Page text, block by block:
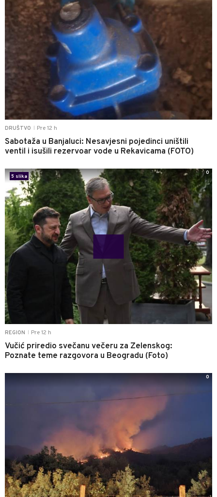
DRUŠTVO Pre 12 h
Sabotaža u Banjaluci: Nesavjesni pojedinci uništili
ventil i isušili rezervoar vode u Rekavicama (FOTO)
REGION Pre 12 h
Vučić priredio svečanu večeru za Zelenskog:
Poznate teme razgovora u Beogradu (Foto)
5 slika
0
0